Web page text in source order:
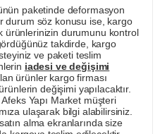
paketinde deformasyon
durum söz konusu ise, kargo
ürünlerinizin durumunu kontrol
takdirde, kargo
ve paketi teslim
iadesi ve değişimi
ürünler kargo firması
değişimi yapılacaktır.
Yapı Market müşteri
ulaşarak bilgi alabilirsiniz.
alma ekranlarında size